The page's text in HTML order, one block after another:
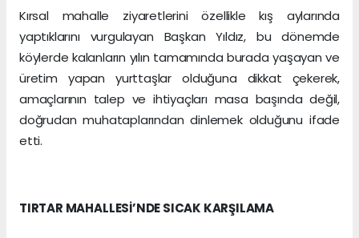
Kırsal mahalle ziyaretlerini özellikle kış aylarında
yaptıklarını vurgulayan Başkan Yıldız, bu dönemde
köylerde kalanların yılın tamamında burada yaşayan ve
üretim yapan yurttaşlar olduğuna dikkat çekerek,
amaçlarının talep ve ihtiyaçları masa başında değil,
doğrudan muhataplarından dinlemek olduğunu ifade
etti.
TIRTAR MAHALLESİ’NDE SICAK KARŞILAMA